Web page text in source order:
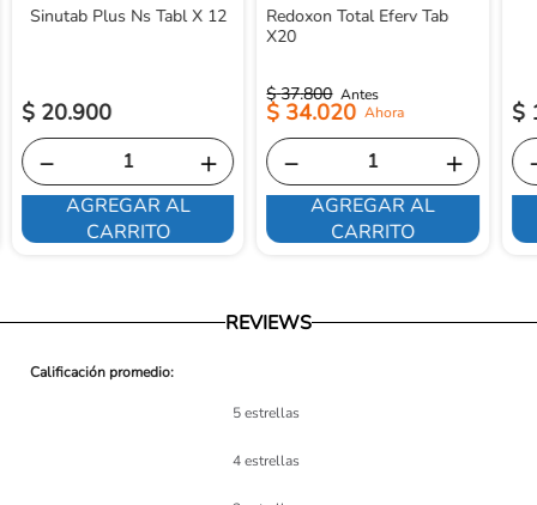
Sinutab Plus Ns Tabl X 12
$ 20.900
＋
－
AGREGAR AL
CARRITO
Redoxon Total Eferv Tab
X20
$ 37.800
$ 34.020
＋
－
AGREGAR AL
CARRITO
$
REVIEWS
5 estrellas
4 estrellas